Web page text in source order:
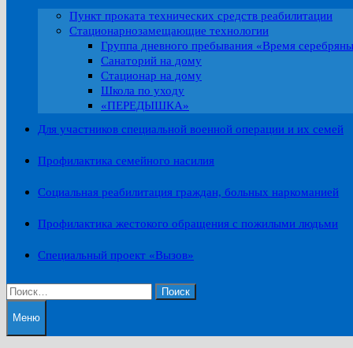
Пункт проката технических средств реабилитации
Стационарнозамещающие технологии
Группа дневного пребывания «Время
Санаторий на дому
Стационар на дому
Школа по уходу
«ПЕРЕДЫШКА»
Для участников специальной военной операции и их семей
Профилактика семейного насилия
Социальная реабилитация граждан, больных наркоманией
Профилактика жестокого обращения с пожилыми людьми
Специальный проект «Вызов»
Найти:
Меню